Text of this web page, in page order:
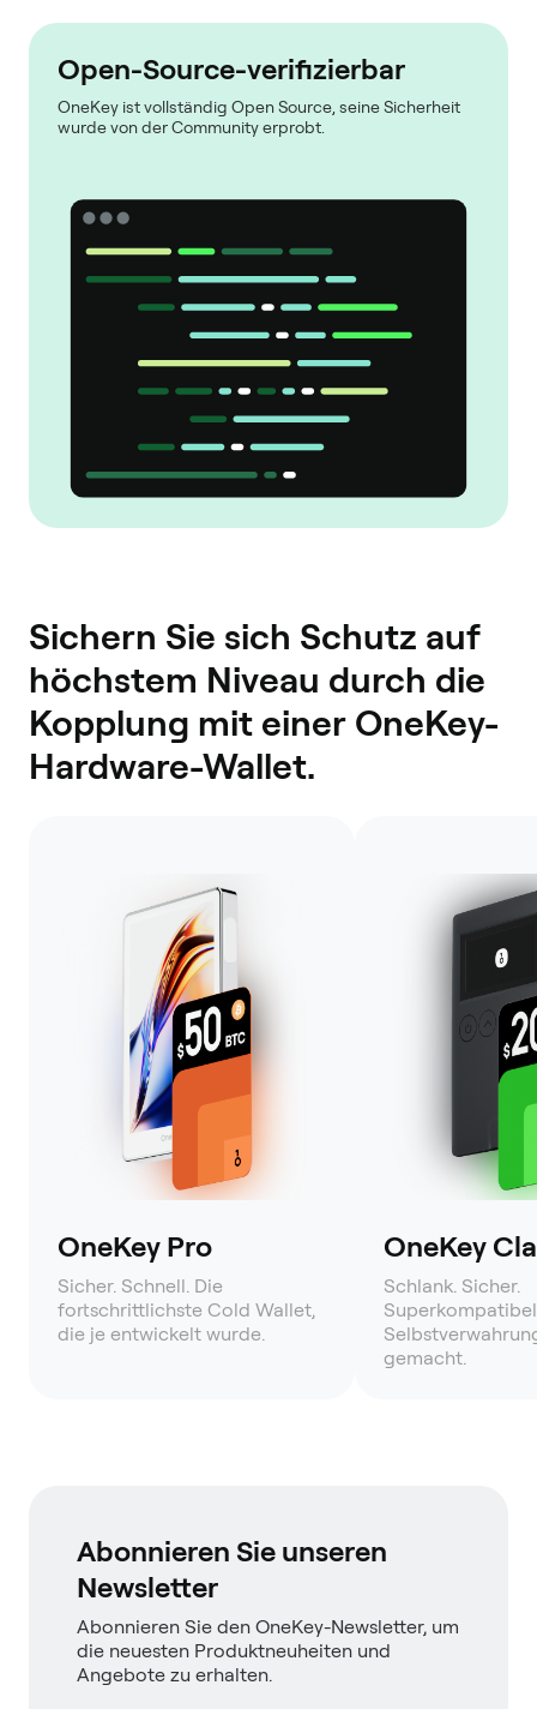
Open-Source-verifizierbar
OneKey ist vollständig Open Source, seine Sicherheit
wurde von der Community erprobt.
Sichern Sie sich Schutz auf
höchstem Niveau durch die
Kopplung mit einer OneKey-
Hardware-Wallet.
OneKey Pro
Sicher. Schnell. Die
fortschrittlichste Cold Wallet,
die je entwickelt wurde.
OneKey
Schlank. Sicher.
gemacht.
Abonnieren Sie unseren
Newsletter
Abonnieren Sie den OneKey-Newsletter, um
die neuesten Produktneuheiten und
Angebote zu erhalten.